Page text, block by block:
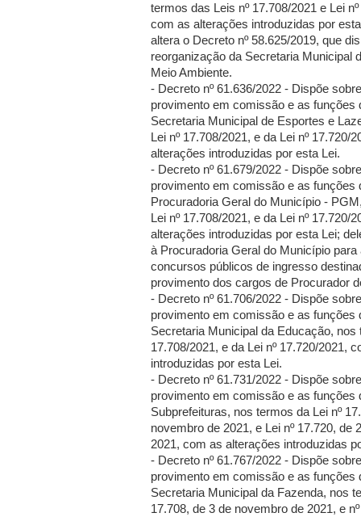
termos das Leis nº 17.708/2021 e Lei
com as alterações introduzidas por
altera o Decreto nº 58.625/2019, que
reorganização da Secretaria Municipal
Meio Ambiente.
- Decreto nº 61.636/2022 - Dispõe
provimento em comissão e as funções
Secretaria Municipal de Esportes e
Lei nº 17.708/2021, e da Lei nº 17.720/
alterações introduzidas por esta Lei.
- Decreto nº 61.679/2022 - Dispõe
provimento em comissão e as funções
Procuradoria Geral do Município -
Lei nº 17.708/2021, e da Lei nº 17.720/
alterações introduzidas por esta Lei;
à Procuradoria Geral do Município para
concursos públicos de ingresso
provimento dos cargos de Procurador
- Decreto nº 61.706/2022 - Dispõe
provimento em comissão e as funções
Secretaria Municipal da Educação, nos
17.708/2021, e da Lei nº 17.720/2021,
introduzidas por esta Lei.
- Decreto nº 61.731/2022 - Dispõe
provimento em comissão e as funções
Subprefeituras, nos termos da Lei nº
novembro de 2021, e Lei nº 17.720, de
2021, com as alterações introduzidas
- Decreto nº 61.767/2022 - Dispõe
provimento em comissão e as funções
Secretaria Municipal da Fazenda, nos
17.708, de 3 de novembro de 2021, e